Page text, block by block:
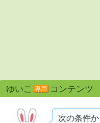
ゆいこ 専用 コンテンツ
次の条件